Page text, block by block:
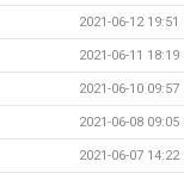
2021-06-12 19:51
2021-06-11 18:19
2021-06-10 09:57
2021-06-08 09:05
2021-06-07 14:22